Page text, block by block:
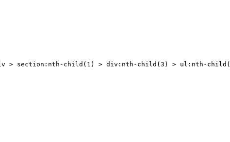
> section:nth-child(1) > div:nth-child(3) > ul:nth-